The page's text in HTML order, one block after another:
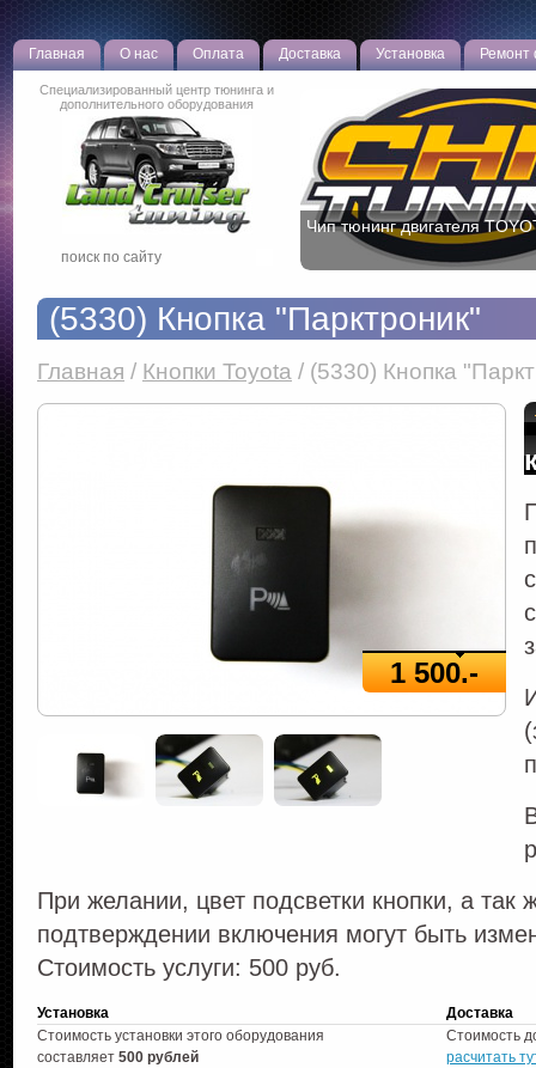
Главная О нас Оплата Доставка Установка Ремонт
Специализированный центр тюнинга и
дополнительного оборудования
Чип тюнинг двигателя
(5330) Кнопка "Парктроник"
Главная / Кнопки Toyota / (5330) Кнопка
1 500.-
При желании, цвет подсветки кнопки, а так
подтверждении включения могут быть
Стоимость услуги: 500 руб.
Установка
Доставка
Стоимость установки этого оборудования
составляет 500 рублей
Стоимость
расчитать